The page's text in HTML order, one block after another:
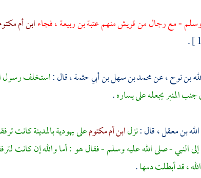
وسلم - مع رجال منقريشمنهمعتبة بن ربيعة، فجاءابن أم
بن نوح، عنمحمد بن سهل بن أبي حثمة، قال :استخلف رسول
المنبر يجعله على يساره.
بن معقل، قال :نزلابن أم مكتومعلى يهوديةبالمدينةكانت
النبي - صلى الله عليه وسلم - فقال هو : أما والله إن كانت
، قد أبطلت دمها.